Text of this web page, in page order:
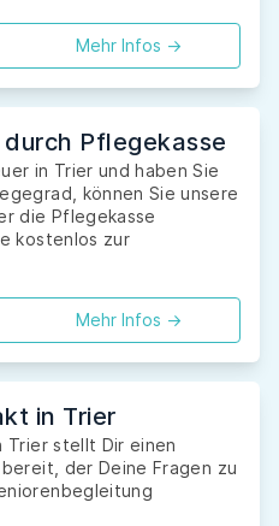
Mehr Infos ->
Pflegekasse
in Trier und haben Sie
können Sie unsere
die Pflegekasse
kostenlos zur
Mehr Infos ->
in Trier
Trier stellt Dir einen
der Deine Fragen zu